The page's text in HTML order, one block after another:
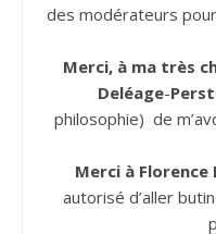
des modérateurs
Merci, à ma très
Deléage-
philosophie) de
Merci à Florence
autorisé d’aller